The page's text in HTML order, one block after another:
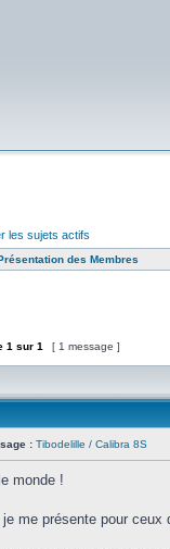
les sujets actifs
des Membres
1 sur 1 [ 1 message ]
: Tibodelille / Calibra 8S
monde !
je me présente pour